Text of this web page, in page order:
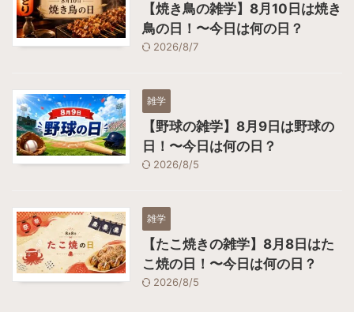
【焼き鳥の雑学】8月10日は焼き
鳥の日！〜今日は何の日？
2026/8/7
雑学
【野球の雑学】8月9日は野球の
日！〜今日は何の日？
2026/8/5
雑学
【たこ焼きの雑学】8月8日はた
こ焼の日！〜今日は何の日？
2026/8/5